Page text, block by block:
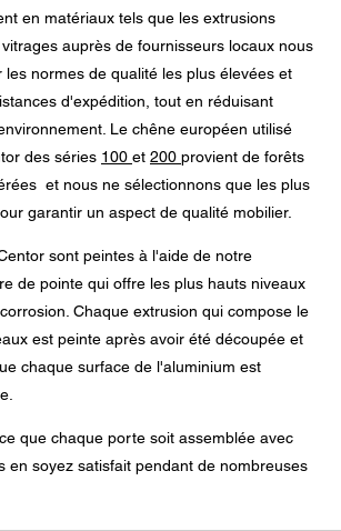
en matériaux tels que les extrusions
auprès de fournisseurs locaux nous
normes de qualité les plus élevées et
d'expédition, tout en réduisant
Le chêne européen utilisé
des séries 100 et 200 provient de forêts
et nous ne sélectionnons que les plus
garantir un aspect de qualité mobilier.
sont peintes à l'aide de notre
de pointe qui offre les plus hauts niveaux
Chaque extrusion qui compose le
est peinte après avoir été découpée et
chaque surface de l'aluminium est
que chaque porte soit assemblée avec
en soyez satisfait pendant de nombreuses
Centor le plus proche ou à un employé
Centor qui me contactera pour répondre
vos données personnelles sera conforme
relatives à la protection des